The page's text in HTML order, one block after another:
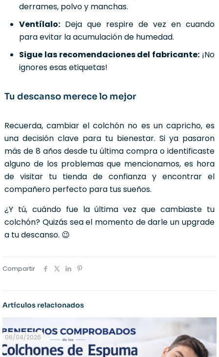
derrames, polvo y manchas.
Ventílalo: Deja que respire de vez en cuando
para evitar la acumulación de humedad.
Sigue las recomendaciones del fabricante:¡No
ignores esas etiquetas!
Tu descanso merece lo mejor
Recuerda, cambiar el colchón no es un capricho, es
una decisión clave para tu bienestar. Si ya pasaron
más de 8 años desde tu última compra o identificaste
alguno de los problemas que mencionamos, es hora
de visitar tu tienda de confianza y encontrar el
compañero perfecto para tus sueños.
¿Y tú, cuándo fue la última vez que cambiaste tu
colchón? Quizás sea el momento de darle un upgrade
a tu descanso. 😉
Compartir
Artículos relacionados
06/04/2026